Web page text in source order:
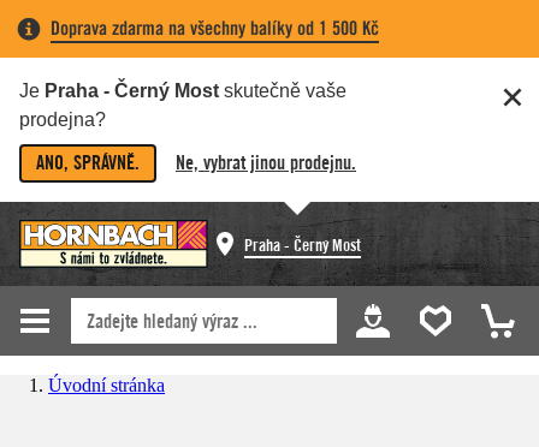
Doprava zdarma na všechny balíky od 1 500 Kč
Je Praha - Černý Most skutečně vaše
prodejna?
ANO, SPRÁVNĚ. Ne, vybrat jinou prodejnu.
Praha - Černý Most
Úvodní stránka